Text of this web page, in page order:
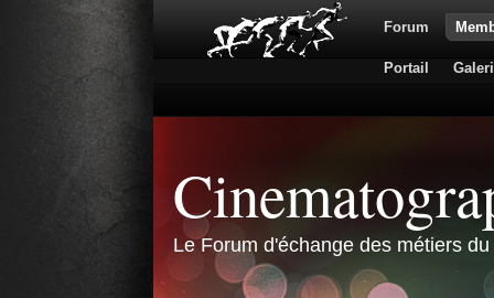
Forum
Portail
Le Forum d'échange des métiers